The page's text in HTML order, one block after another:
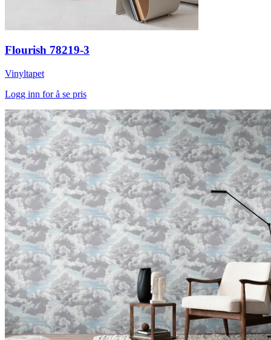
Flourish 78219-3
Vinyltapet
Logg inn for å se pris